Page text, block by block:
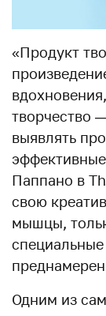
«Продукт
творчество
выявлять
Паппано в
свою
мышцы,
Одним из